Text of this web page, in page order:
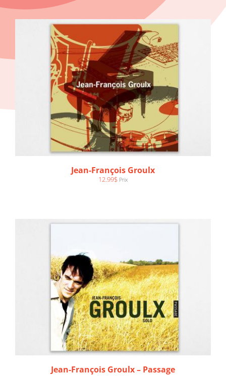
Jean-François Groulx
12.99$ Prix
AJOUTER AU PANIER / DÉTAILS
Jean-François Groulx – Passage
AJOUTER AU PANIER / DÉTAILS